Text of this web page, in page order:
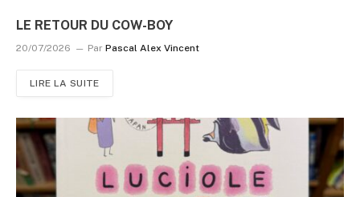
LE RETOUR DU COW-BOY
20/07/2026 Par Pascal Alex Vincent
LIRE LA SUITE